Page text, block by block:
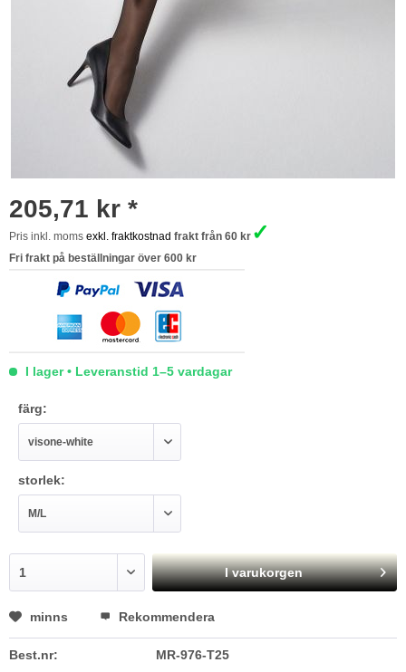
205,71 kr *
Pris inkl. moms exkl. fraktkostnad frakt från 60 kr ✓
Fri frakt på beställningar över 600 kr
I lager • Leveranstid 1–5 vardagar
färg:
storlek:
I varukorgen
minns Rekommendera
Best.nr: MR-976-T25